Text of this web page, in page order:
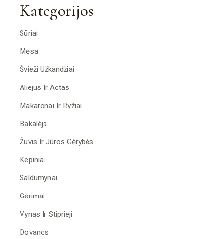
Kategorijos
Sūriai
Mėsa
Švieži Užkandžiai
Aliejus Ir Actas
Makaronai Ir Ryžiai
Bakalėja
Žuvis Ir Jūros Gėrybės
Kepiniai
Saldumynai
Gėrimai
Vynas Ir Stiprieji
Dovanos